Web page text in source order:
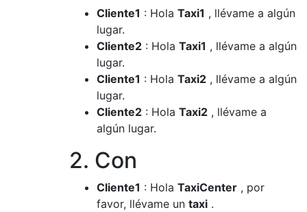
Cliente1 : Hola Taxi1 , llévame a algún
lugar.
Cliente2 : Hola Taxi1 , llévame a algún
lugar.
Cliente1 : Hola Taxi2 , llévame a algún
lugar.
Cliente2 : Hola Taxi2 , llévame a
algún lugar.
2. Con
Cliente1 : Hola TaxiCenter , por
favor, llévame un taxi .